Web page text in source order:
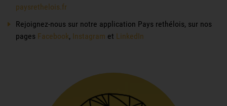
paysrethelois.fr
Rejoignez-nous sur notre application Pays rethélois, sur nos
pages Facebook, Instagram et LinkedIn